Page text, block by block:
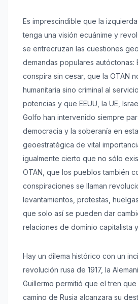
Es imprescindible que la
tenga una visión ecuánime y
se entrecruzan las cuestiones
demandas populares autóctonas:
conspira sin cesar, que la OTAN
humanitaria sino criminal al
potencias y que EEUU, la UE,
Golfo han intervenido siempre
democracia y la soberanía en
geoestratégica de vital
igualmente cierto que no sólo
OTAN, que los pueblos también
conspiraciones se llaman
levantamientos, protestas,
que solo así se pueden dar
relaciones de dominio capitalista
Hay un dilema histórico con un
revolución rusa de 1917, la
Guillermo permitió que el tren
camino de Rusia alcanzara su